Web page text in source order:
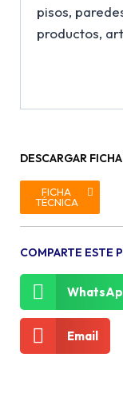
pisos,
productos,
DESCARGAR
FICHA
TÉCNICA
COMPARTE ESTE
Email